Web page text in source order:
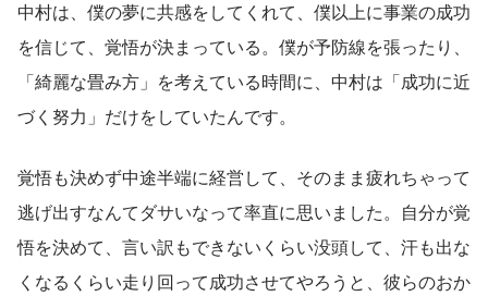
中村は、僕の夢に共感をしてくれて、僕以上に事業の成功
を信じて、覚悟が決まっている。僕が予防線を張ったり、
「綺麗な畳み方」を考えている時間に、中村は「成功に近
づく努力」だけをしていたんです。
覚悟も決めず中途半端に経営して、そのまま疲れちゃって
逃げ出すなんてダサいなって率直に思いました。自分が覚
悟を決めて、言い訳もできないくらい没頭して、汗も出な
くなるくらい走り回って成功させてやろうと、彼らのおか